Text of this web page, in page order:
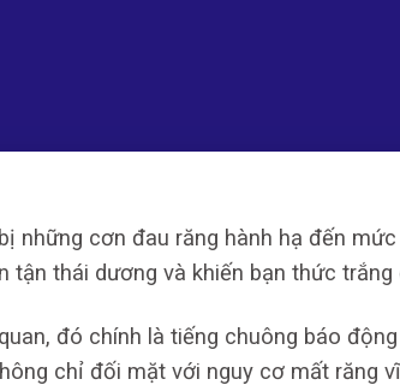
những cơn đau răng hành hạ đến
tận thái dương và khiến bạn thức
đó chính là tiếng chuông báo
chỉ đối mặt với nguy cơ mất răng